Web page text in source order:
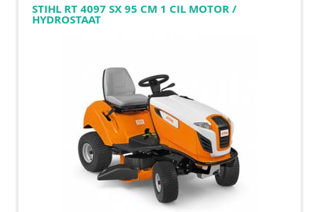
STIHL RT 4097 SX 95 CM 1 CIL MOTOR /
HYDROSTAAT